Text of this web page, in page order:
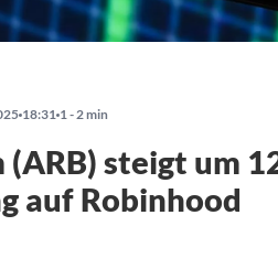
18:31 1 - 2 min
steigt um
auf Robinhood